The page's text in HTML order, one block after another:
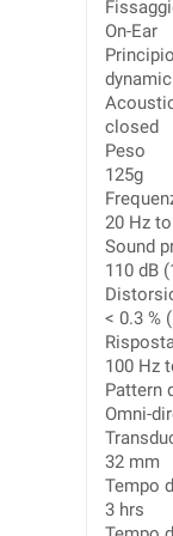
On-Ear
dynamic
closed
Peso
125g
20 Hz
Sound
110 dB
< 0.3 %
100 Hz
Pattern
Omni-
32 mm
Tempo
3 hrs